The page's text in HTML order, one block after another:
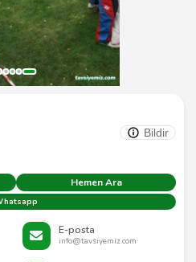
Bildir
Hemen Ara
E-posta
info@tavsiyemiz.com